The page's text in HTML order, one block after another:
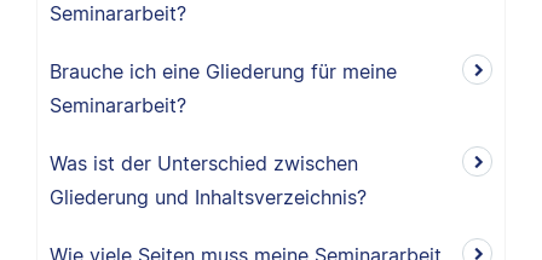
Seminararbeit?
Brauche ich eine Gliederung für meine
Seminararbeit?
Was ist der Unterschied zwischen
Gliederung und Inhaltsverzeichnis?
Wie viele Seiten muss meine Seminararbeit